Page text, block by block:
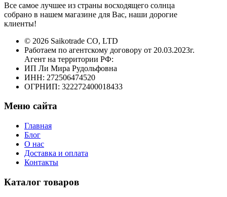
Все самое лучшее из страны восходящего солнца
собрано в нашем магазине для Вас, наши дорогие
клиенты!
© 2026 Saikotrade CO, LTD
Работаем по агентскому договору от 20.03.2023г.
Агент на территории РФ:
ИП Ли Мира Рудольфовна
ИНН: 272506474520
ОГРНИП: 322272400018433
Меню сайта
Главная
Блог
О нас
Доставка и оплата
Контакты
Каталог товаров